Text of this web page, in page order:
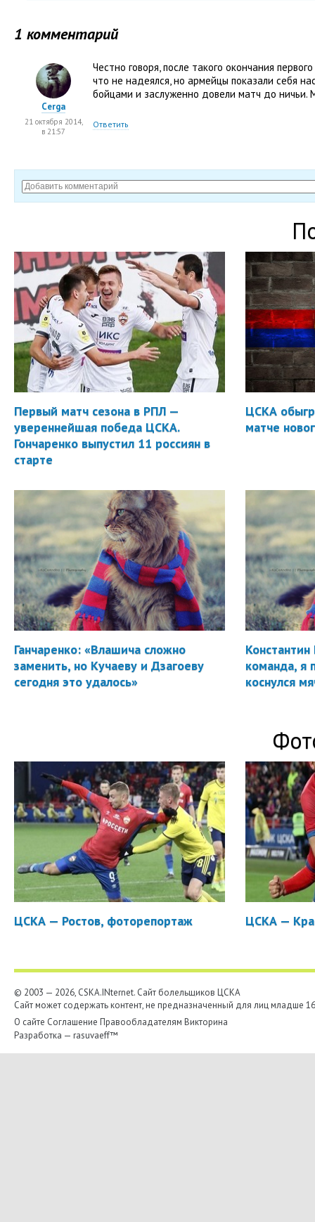
1 комментарий
Честно говоря, после такого окончания
что не надеялся, но армейцы показали себя
бойцами и заслуженно довели матч до
Ответить
Cerga
21 октября 2014,
в 21:57
Первый матч сезона в РПЛ —
увереннейшая победа ЦСКА.
Гончаренко выпустил 11 россиян в
старте
ЦСКА
матче
Ганчаренко: «Влашича сложно
заменить, но Кучаеву и Дзагоеву
сегодня это удалось»
Константин
команда, я
коснулся
ЦСКА — Ростов, фоторепортаж ЦСКА —
© 2003 — 2026, CSKA.INternet. Cайт болельщиков ЦСКА
Сайт может содержать контент, не предназначенный для лиц младше
О сайте Соглашение Правообладателям Викторина
Разработка — rasuvaeff™